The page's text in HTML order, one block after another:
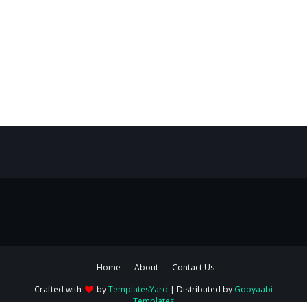
Home About
Contact Us
Crafted with
byTemplatesYard | Distributed by Gooyaabi